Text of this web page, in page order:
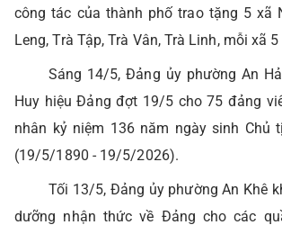
công tác của thành phố trao tặng 5 xã
Leng, Trà Tập, Trà Vân, Trà Linh, mỗi xã
Sáng 14/5, Đảng ủy phường An
Huy hiệu Đảng đợt 19/5 cho 75 đảng
nhân kỷ niệm 136 năm ngày sinh Chủ
(19/5/1890 - 19/5/2026).
Tối 13/5, Đảng ủy phường An Khê
dưỡng nhận thức về Đảng cho các